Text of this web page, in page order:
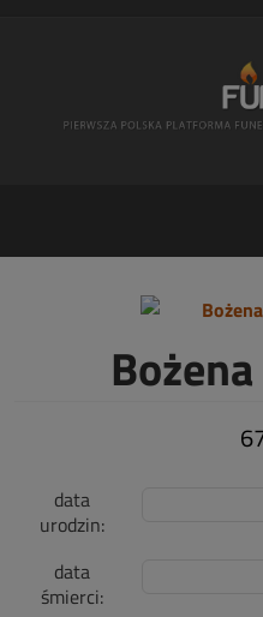
data
urodzin:
data
śmierci: